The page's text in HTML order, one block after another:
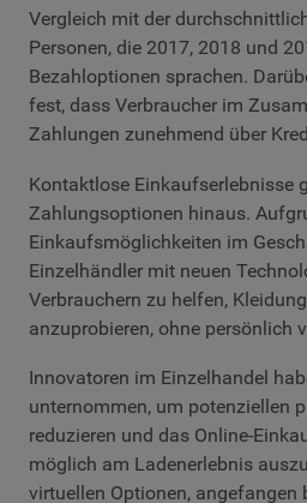
Vergleich mit der
Personen, die 2017, 2018 und
Bezahloptionen sprachen.
fest, dass Verbraucher im
Zahlungen zunehmend über
Kontaktlose Einkaufserlebnisse
Zahlungsoptionen hinaus.
Einkaufsmöglichkeiten im
Einzelhändler mit neuen
Verbrauchern zu helfen,
anzuprobieren, ohne persönlich
Innovatoren im Einzelhandel
unternommen, um potenziellen
reduzieren und das Online-
möglich am Ladenerlebnis
virtuellen Optionen, angefangen